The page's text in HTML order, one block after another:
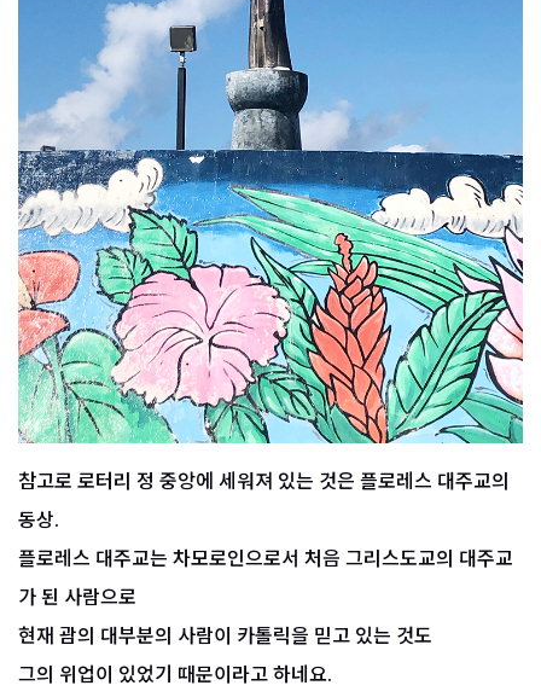
참고로 로터리 정 중앙에 세워져 있는 것은 플로레스 대주교의
동상.
플로레스 대주교는 차모로인으로서 처음 그리스도교의 대주교
가 된 사람으로
현재 괌의 대부분의 사람이 카톨릭을 믿고 있는 것도
그의 위업이 있었기 때문이라고 하네요.